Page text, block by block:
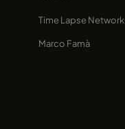
Time Lapse Network
Marco Famà